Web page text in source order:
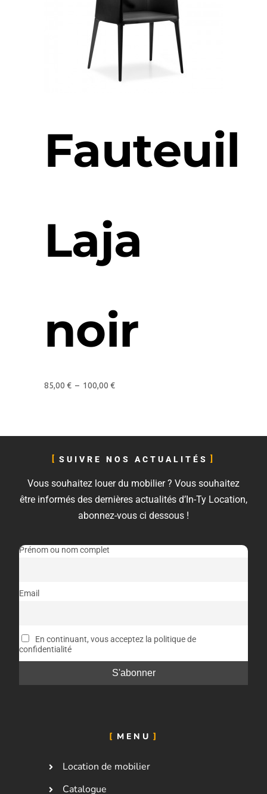
Fauteuil
Laja
noir
85,00 € – 100,00 €
SUIVRE NOS ACTUALITÉS
Vous souhaitez louer du mobilier ? Vous souhaitez
être informés des dernières actualités d’In-Ty Location,
abonnez-vous ci dessous !
Prénom ou nom complet
Email
En continuant, vous acceptez la politique de
confidentialité
MENU
Location de mobilier
Catalogue